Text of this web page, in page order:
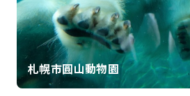
札幌市圓山動物園